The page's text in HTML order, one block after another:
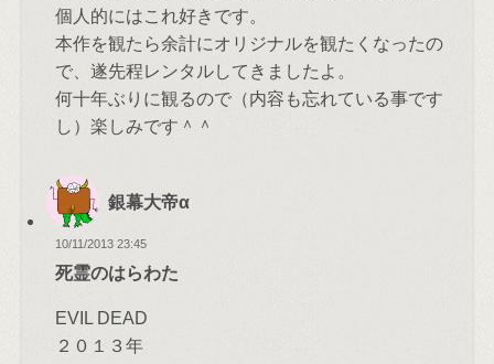
個人的にはこれ好きです。
本作を観たら余計にオリジナルを観たくなったの
で、遂先程レンタルしてきましたよ。
何十年ぶりに観るので（内容も忘れている事です
し）楽しみです＾＾
銀幕大帝α
10/11/2013 23:45
死霊のはらわた
EVIL DEAD
２０１３年